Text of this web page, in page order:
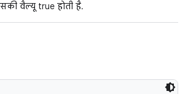
वैल्यू true होती है.